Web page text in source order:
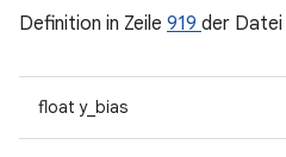
Definition in Zeile 919 der Datei
float y_bias